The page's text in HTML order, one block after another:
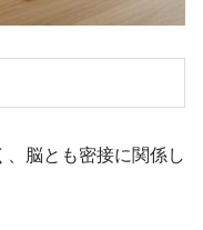
脳とも密接に関係し